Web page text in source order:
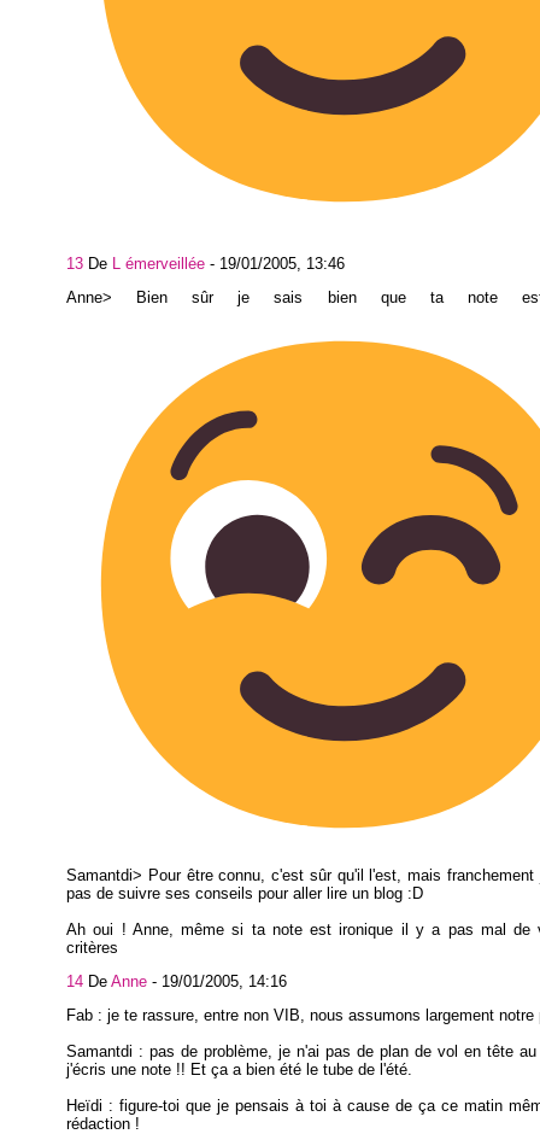
13 De L émerveillée - 19/01/2005, 13:46
Anne> Bien sûr je sais bien que ta note est
Samantdi> Pour être connu, c'est sûr qu'il l'est, mais franchement
pas de suivre ses conseils pour aller lire un blog :D
Ah oui ! Anne, même si ta note est ironique il y a pas mal de
critères
14 De Anne - 19/01/2005, 14:16
Fab : je te rassure, entre non VIB, nous assumons largement notre
Samantdi : pas de problème, je n'ai pas de plan de vol en tête
j'écris une note !! Et ça a bien été le tube de l'été.
Heïdi : figure-toi que je pensais à toi à cause de ça ce matin
rédaction !